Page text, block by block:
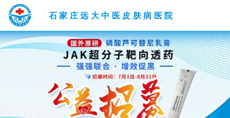
石家庄远大中医皮肤病医院